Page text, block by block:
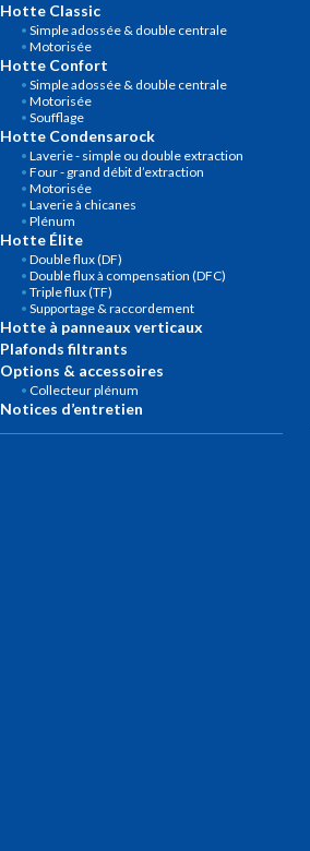
Hotte Classic
Simple adossée & double centrale
Motorisée
Hotte Confort
Simple adossée & double centrale
Motorisée
Soufflage
Hotte Condensarock
Laverie - simple ou double extraction
Four - grand débit d’extraction
Motorisée
Laverie à chicanes
Plénum
Hotte Élite
Double flux (DF)
Double flux à compensation (DFC)
Triple flux (TF)
Supportage & raccordement
Hotte à panneaux verticaux
Plafonds filtrants
Options & accessoires
Collecteur plénum
Notices d’entretien